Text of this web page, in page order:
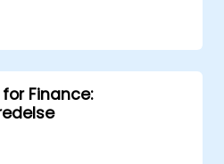
praxis för en smidig
användning av
Finance: